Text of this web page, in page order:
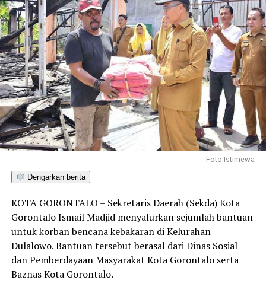
Foto Istimewa
Dengarkan berita
KOTA GORONTALO – Sekretaris Daerah (Sekda) Kota
Gorontalo Ismail Madjid menyalurkan sejumlah bantuan
untuk korban bencana kebakaran di Kelurahan
Dulalowo. Bantuan tersebut berasal dari Dinas Sosial
dan Pemberdayaan Masyarakat Kota Gorontalo serta
Baznas Kota Gorontalo.